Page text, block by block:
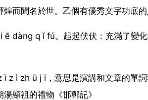
煌而聞名於世。乙個有優秀文字功底
ē dàng q ǐ fú。起起伏伏：充滿了變
ì z ì zh ū j ī，意思是演講和文章的單
顯祖的禮物《邯鄲記》